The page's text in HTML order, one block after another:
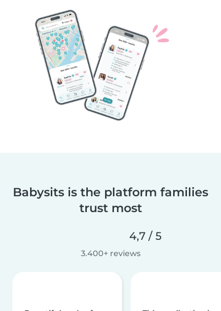
Babysits is the platform families
trust most
4,7 / 5
3.400+ reviews